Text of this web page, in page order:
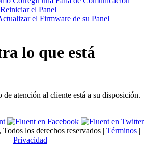
el Panel
el Firmware de su Panel
lo que está
atención al cliente está a su disposición.
los derechos reservados | Términos |
Privacidad